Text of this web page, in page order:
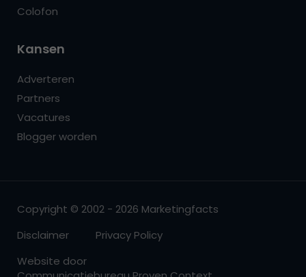
Colofon
Kansen
Adverteren
Partners
Vacatures
Blogger worden
Copyright © 2002 - 2026 Marketingfacts
Disclaimer
Privacy Policy
Website door